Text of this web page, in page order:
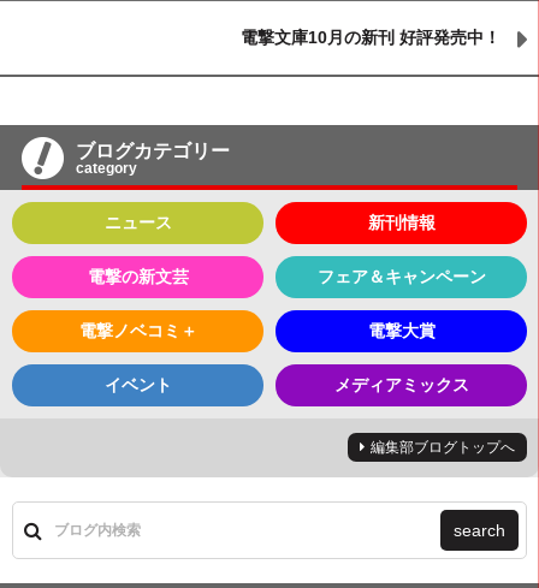
電撃文庫10月の新刊 好評発売中！
ブログカテゴリー
category
ニュース 新刊情報
電撃の新文芸 フェア＆キャンペーン
電撃ノベコミ＋ 電撃大賞
イベント メディアミックス
編集部ブログトップへ
search